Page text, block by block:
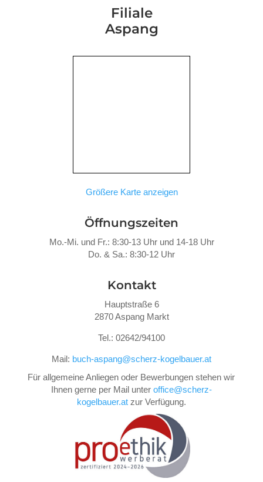
Filiale
Aspang
Größere Karte anzeigen
Öffnungszeiten
Mo.-Mi. und Fr.: 8:30-13 Uhr und 14-18 Uhr
Do. & Sa.: 8:30-12 Uhr
Kontakt
Hauptstraße 6
2870 Aspang Markt
Tel.: 02642/94100
Mail: buch-aspang@scherz-kogelbauer.at
Für allgemeine Anliegen oder Bewerbungen stehen wir
Ihnen gerne per Mail unter office@scherz-
kogelbauer.atzur Verfügung.